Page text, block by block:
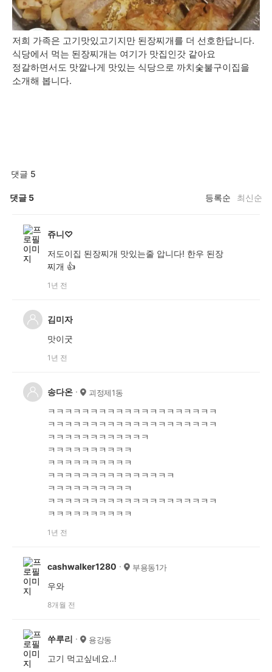
저희 가족은 고기맛있고기지만 된장찌개를 더 선호한답니다.
식당에서 먹는 된장찌개는 여기가 맛집인갓 같아요
정갈하면서도 맛깔나게 맛있는 식당으로 까치숯불구이집을
소개해 봅니다.
댓글 5
댓글 5 등록순 최신순
쥬니♡
저도이집 된장찌개 맛있는줄 압니다! 한우 된장
찌개 👍
1년 전
김미자
맛이굿
1년 전
송다온 괴정제1동
ㅋㅋㅋㅋㅋㅋㅋㅋㅋㅋㅋㅋㅋㅋㅋㅋㅋㅋㅋㅋ
ㅋㅋㅋㅋㅋㅋㅋㅋㅋㅋㅋㅋㅋㅋㅋㅋㅋㅋㅋㅋ
ㅋㅋㅋㅋㅋㅋㅋㅋㅋㅋㅋㅋ
ㅋㅋㅋㅋㅋㅋㅋㅋㅋㅋ
ㅋㅋㅋㅋㅋㅋㅋㅋㅋㅋ
ㅋㅋㅋㅋㅋㅋㅋㅋㅋㅋㅋㅋㅋㅋㅋ
ㅋㅋㅋㅋㅋㅋㅋㅋㅋㅋ
ㅋㅋㅋㅋㅋㅋㅋㅋㅋㅋㅋㅋㅋㅋㅋㅋㅋㅋㅋㅋ
ㅋㅋㅋㅋㅋㅋㅋㅋㅋㅋ
1년 전
cashwalker1280 부용동1가
우와
8개월 전
쑤루리 용강동
고기 먹고싶네요..!